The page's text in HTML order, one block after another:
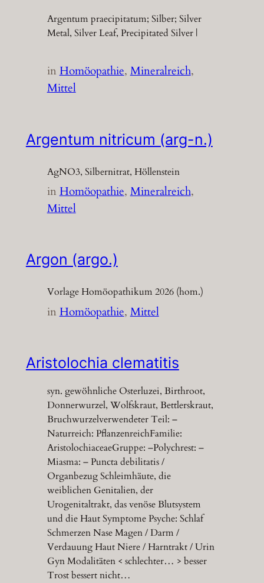
Argentum praecipitatum; Silber; Silver
Metal, Silver Leaf, Precipitated Silver |
inHomöopathie, Mineralreich
Mittel
Argentum nitricum (arg-n.)
AgNO3, Silbernitrat, Höllenstein
inHomöopathie, Mineralreich
Mittel
Argon (argo.)
Vorlage Homöopathikum 2026 (hom.)
inHomöopathie, Mittel
Aristolochia clematitis
syn. gewöhnliche Osterluzei, Birthroot,
Donnerwurzel, Wolfskraut, Bettlerskraut,
Bruchwurzelverwendeter Teil: –
Naturreich: PflanzenreichFamilie:
AristolochiaceaeGruppe: –Polychrest: –
Miasma: – Puncta debilitatis /
Organbezug Schleimhäute, die
weiblichen Genitalien, der
Urogenitaltrakt, das venöse Blutsystem
und die Haut Symptome Psyche: Schlaf
Schmerzen Nase Magen / Darm /
Verdauung Haut Niere / Harntrakt / Urin
Gyn Modalitäten < schlechter… > besser
Trost bessert nicht…